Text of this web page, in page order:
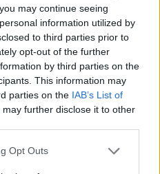
may continue seeing
information utilized by
to third parties prior to
opt-out of the further
by third parties on the
This information may
parties on the IAB’s List of
may further disclose it to other
uses one or more Google
Opt Outs
Per l’occasione,
Sostenibile, guida per
in bicicletta o col
riguarda la viabilità,
provvedimenti per
all’impianto sportivo.
istituite in zona